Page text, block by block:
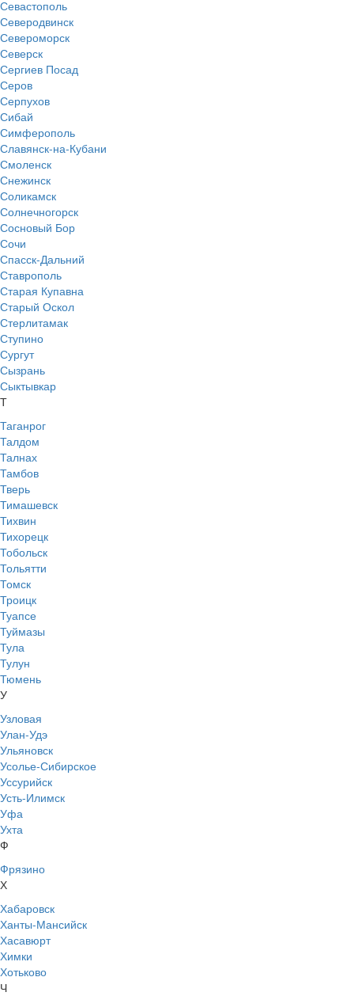
Севастополь
Северодвинск
Североморск
Северск
Сергиев Посад
Серов
Серпухов
Сибай
Симферополь
Славянск-на-Кубани
Смоленск
Снежинск
Соликамск
Солнечногорск
Сосновый Бор
Сочи
Спасск-Дальний
Ставрополь
Старая Купавна
Старый Оскол
Стерлитамак
Ступино
Сургут
Сызрань
Сыктывкар
Т
Таганрог
Талдом
Талнах
Тамбов
Тверь
Тимашевск
Тихвин
Тихорецк
Тобольск
Тольятти
Томск
Троицк
Туапсе
Туймазы
Тула
Тулун
Тюмень
У
Узловая
Улан-Удэ
Ульяновск
Усолье-Сибирское
Уссурийск
Усть-Илимск
Уфа
Ухта
Ф
Фрязино
Х
Хабаровск
Ханты-Мансийск
Хасавюрт
Химки
Хотьково
Ч